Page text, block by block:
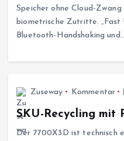
Speicher ohne Cloud-Zwang
biometrische Zutritte. „Fast
Bluetooth-Handshaking
Zuseway Kommentar
SKU-Recycling mit
Der 7700X3D ist technisch